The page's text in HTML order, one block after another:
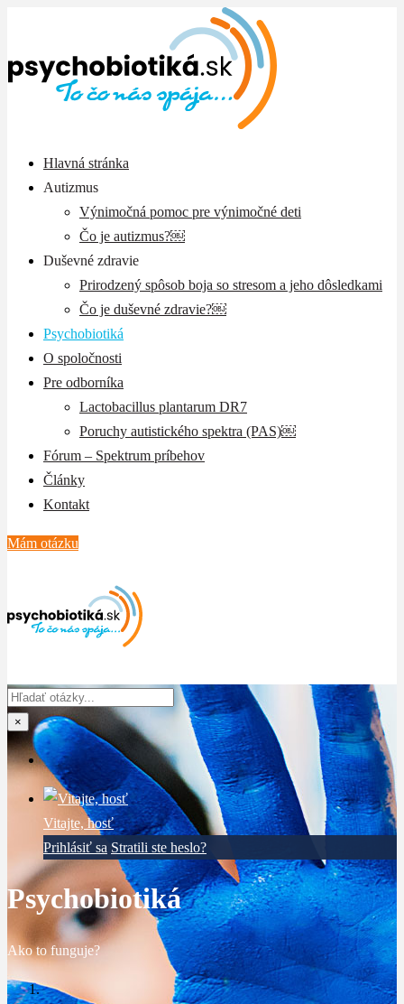
Hlavná stránka
Autizmus
Výnimočná pomoc pre výnimočné deti
Čo je autizmus?￼
Duševné zdravie
Prirodzený spôsob boja so stresom a jeho dôsledkami
Čo je duševné zdravie?￼
Psychobiotiká
O spoločnosti
Pre odborníka
Lactobacillus plantarum DR7
Poruchy autistického spektra (PAS)￼
Fórum – Spektrum príbehov
Články
Kontakt
Mám otázku
×
Vitajte, hosť
Prihlásiť sa Stratili ste heslo?
Psychobiotiká
Ako to funguje?